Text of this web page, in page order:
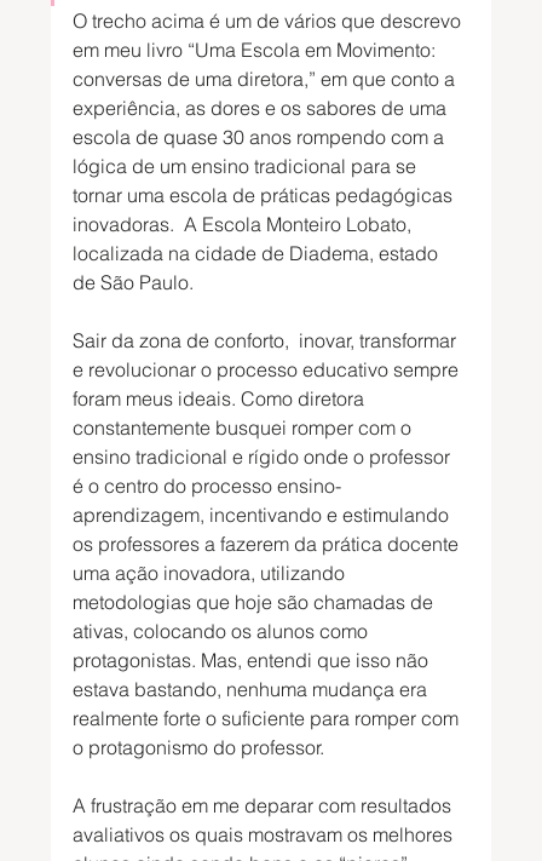
O trecho acima é um de vários que descrevo
em meu livro “Uma Escola em Movimento:
conversas de uma diretora,” em que conto a
experiência, as dores e os sabores de uma
escola de quase 30 anos rompendo com a
lógica de um ensino tradicional para se
tornar uma escola de práticas pedagógicas
inovadoras.  A Escola Monteiro Lobato,
localizada na cidade de Diadema, estado
de São Paulo.
Sair da zona de conforto,  inovar, transformar
e revolucionar o processo educativo sempre
foram meus ideais. Como diretora
constantemente busquei romper com o
ensino tradicional e rígido onde o professor
é o centro do processo ensino-
aprendizagem, incentivando e estimulando
os professores a fazerem da prática docente
uma ação inovadora, utilizando
metodologias que hoje são chamadas de
ativas, colocando os alunos como
protagonistas. Mas, entendi que isso não
estava bastando, nenhuma mudança era
realmente forte o suficiente para romper com
o protagonismo do professor.
A frustração em me deparar com resultados
avaliativos os quais mostravam os melhores